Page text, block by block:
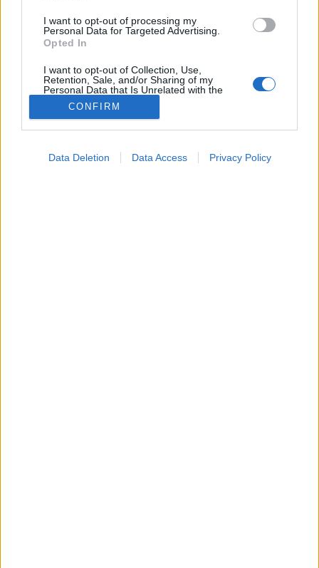
I want to opt-out of processing my
Personal Data for Targeted Advertising.
Opted In
I want to opt-out of Collection, Use,
Retention, Sale, and/or Sharing of my
Personal Data that Is Unrelated with the
Purposes for which it was collected.
Opted Out
CONFIRM
Data Deletion Data Access Privacy Policy